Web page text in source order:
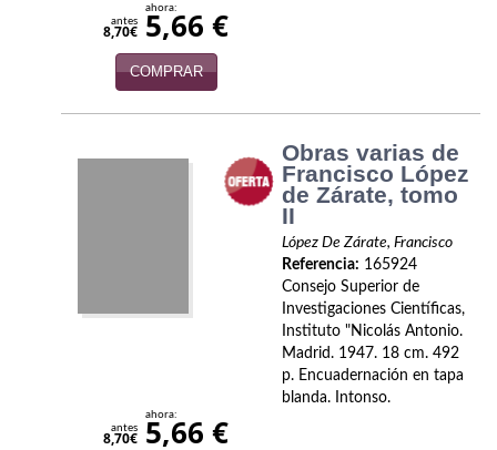
antes
8,70€
ahora:
5,66 €
COMPRAR
Obras varias de
Francisco López
de Zárate, tomo
II
López De Zárate, Francisco
Referencia: 165924
Consejo Superior de
Investigaciones Científicas,
Instituto "Nicolás Antonio.
Madrid. 1947. 18 cm. 492
p. Encuadernación en tapa
blanda. Intonso.
antes
8,70€
ahora:
5,66 €